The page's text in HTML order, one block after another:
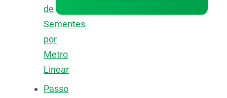
de
Sementes
por
Metro
Linear
Passo